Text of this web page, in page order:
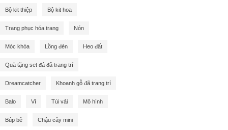
Bộ kit thiệp Bộ kit hoa
Trang phục hóa trang Nón
Móc khóa Lồng đèn Heo đất
Quà tặng set đá đã trang trí
Dreamcatcher Khoanh gỗ đã trang trí
Balo Ví Túi vải Mô hình
Búp bê Chậu cây mini